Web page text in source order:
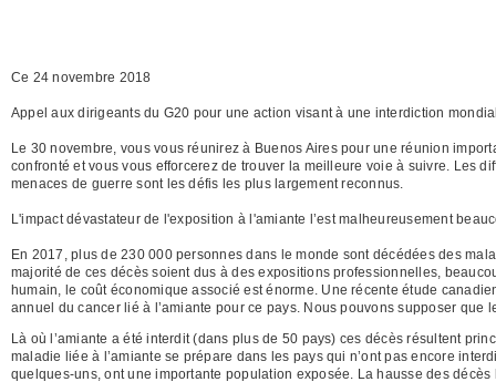
Ce 24 novembre 2018
Appel aux dirigeants du G20 pour une action visant à une interdiction
Le 30 novembre, vous vous réunirez à Buenos Aires pour une réunion
confronté et vous vous efforcerez de trouver la meilleure voie à suivre. Les
menaces de guerre sont les défis les plus largement reconnus.
L'impact dévastateur de l'exposition à l'amiante l’est malheureusement
En 2017, plus de 230 000 personnes dans le monde sont décédées des
majorité de ces décès soient dus à des expositions professionnelles,
humain, le coût économique associé est énorme. Une récente étude
annuel du cancer lié à l’amiante pour ce pays. Nous pouvons supposer
Là où l’amiante a été interdit (dans plus de 50 pays) ces décès résultent
maladie liée à l’amiante se prépare dans les pays qui n’ont pas encore
quelques-uns, ont une importante population exposée. La hausse des